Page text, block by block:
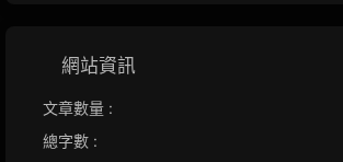
網站資訊
文章數量 :
總字數 :